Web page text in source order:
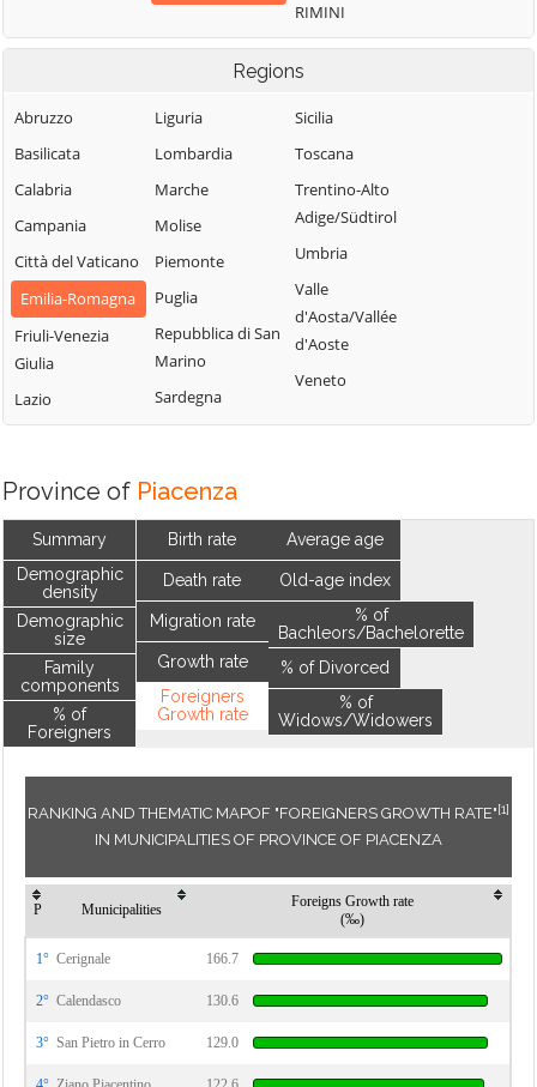
RIMINI
Regions
Abruzzo
Basilicata
Calabria
Campania
Città del Vaticano
Emilia-Romagna
Friuli-Venezia
Giulia
Lazio
Liguria
Lombardia
Marche
Molise
Piemonte
Puglia
Repubblica di San
Marino
Sardegna
Sicilia
Toscana
Trentino-Alto
Adige/Südtirol
Umbria
Valle
d'Aosta/Vallée
d'Aoste
Veneto
Province of Piacenza
Summary
Demographic
density
Demographic
size
Family
components
% of
Foreigners
Birth rate
Death rate
Migration rate
Growth rate
Foreigners
Growth rate
Average age
Old-age index
% of
Bachleors/Bachelorette
% of Divorced
% of
Widows/Widowers
RANKING AND THEMATIC MAPOF "FOREIGNERS GROWTH RATE"[1]
IN MUNICIPALITIES OF PROVINCE OF PIACENZA
P Municipalities
Foreigns Growth rate
(‰)
1° Cerignale 166.7
2° Calendasco 130.6
3° San Pietro in Cerro 129.0